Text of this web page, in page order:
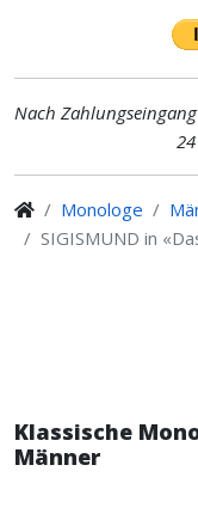
Nach
Monologe
SIGISMUND in
Klassische
Männer